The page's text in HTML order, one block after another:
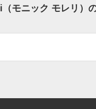
モニック モレリ）